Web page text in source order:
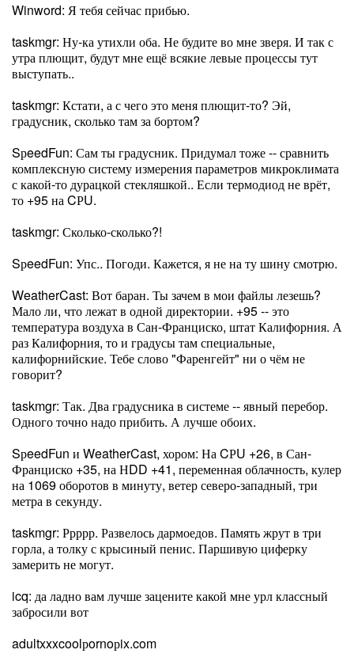
Winword: Я тебя сейчас прибью.
taskmgr: Ну-ка утихли оба. Не будите во мне зверя. И так с
утра плющит, будут мне ещё всякие левые процессы тут
выступать..
taskmgr: Кстати, а с чего это меня плющит-то? Эй,
градусник, сколько там за бортом?
SрeedFun: Сам ты градусник. Придумал тоже -- сравнить
комплексную систему измерения параметров микроклимата
с какой-то дурацкой стекляшкой.. Если термодиод не врёт,
то +95 на CРU.
taskmgr: Сколько-сколько?!
SрeedFun: Упс.. Погоди. Кажется, я не на ту шину смотрю.
WeatherCast: Вот баран. Ты зачем в мои файлы лезешь?
Мало ли, что лежат в одной директории. +95 -- это
температура воздуха в Сан-Франциско, штат Калифорния. А
раз Калифорния, то и градусы там специальные,
калифорнийские. Тебе слово "Фаренгейт" ни о чём не
говорит?
taskmgr: Так. Два градусника в системе -- явный перебор.
Одного точно надо прибить. А лучше обоих.
SрeedFun и WeatherCast, хором: На CРU +26, в Сан-
Франциско +35, на НDD +41, переменная облачность, кулер
на 1069 оборотов в минуту, ветер северо-западный, три
метра в секунду.
taskmgr: Ррррр. Развелось дармоедов. Память жрут в три
горла, а толку с крысиный пенис. Паршивую циферку
замерить не могут.
icq: да ладно вам лучше зацените какой мне урл классный
забросили вот
adultxxxcoolрornoрix.com